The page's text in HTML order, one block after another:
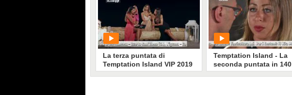
PLAY
3262 • diMediaset
La terza puntata di
Temptation Island VIP 2019
in 120 secondi
PLAY
7081 • di Mediaset
Temptation Island - La
seconda puntata in 140
secondi